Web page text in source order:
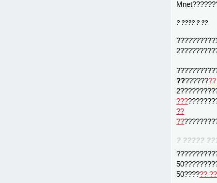
? ???? ? ??
????????
???
??
??
? ?????
50??????